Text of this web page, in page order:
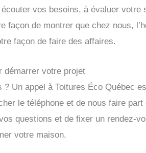
vos besoins, à évaluer
façon de montrer que chez nous,
façon de faire des affaires.
démarrer votre projet
? Un appel à Toitures Éco Québec
le téléphone et de nous faire
questions et de fixer un rendez-
votre maison.